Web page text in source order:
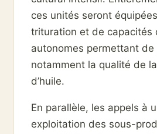
ces unités seront
trituration et de capacités
autonomes permettant de
notamment la qualité de
d’huile.
En parallèle, les appels à
exploitation des sous-